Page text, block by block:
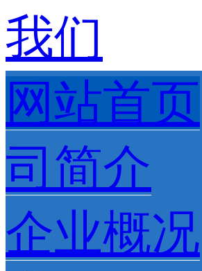
我们
网站首页
司简介
企业概况